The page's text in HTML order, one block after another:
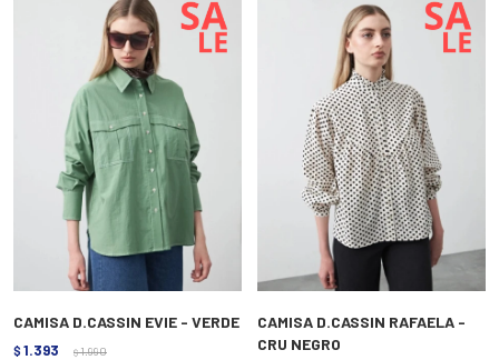
CAMISA D.CASSIN EVIE - VERDE
$ 1.393 $ 1.990
CAMISA D.CASSIN RAFAELA -
CRU NEGRO